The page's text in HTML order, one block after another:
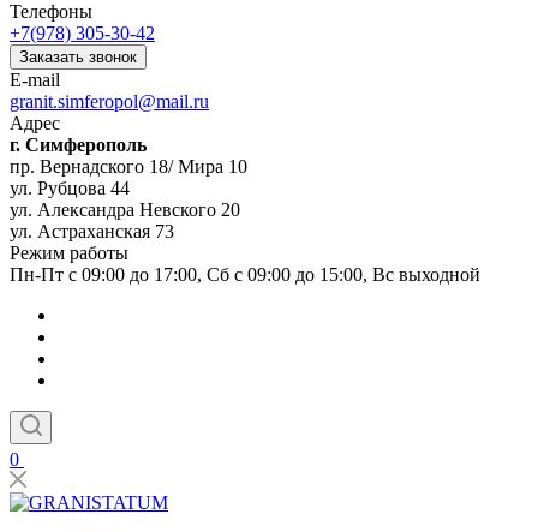
Телефоны
+7(978) 305-30-42
Заказать звонок
E-mail
granit.simferopol@mail.ru
Адрес
г. Симферополь
пр. Вернадского 18/ Мира 10
ул. Рубцова 44
ул. Александра Невского 20
ул. Астраханская 73
Режим работы
Пн-Пт с 09:00 до 17:00, Сб с 09:00 до 15:00, Вс выходной
0